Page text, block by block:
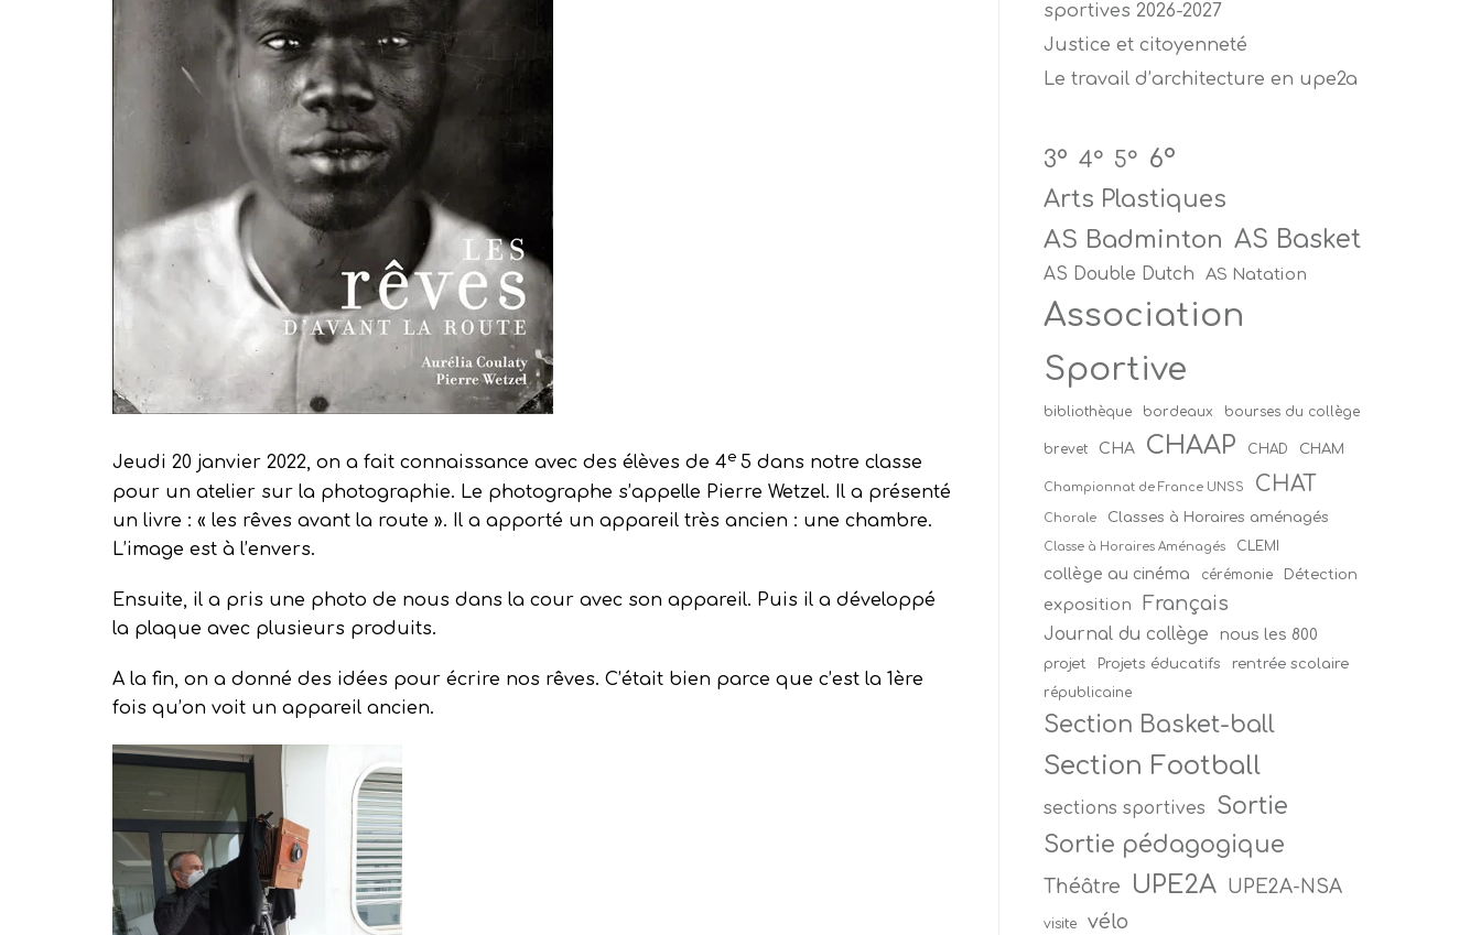
Jeudi 20 janvier 2022, on a fait connaissance avec des élèves de 4e 5 dans notre classe
pour un atelier sur la photographie. Le photographe s’appelle Pierre Wetzel. Il a présenté
un livre : « les rêves avant la route ». Il a apporté un appareil très ancien : une chambre.
L’image est à l’envers.
Ensuite, il a pris une photo de nous dans la cour avec son appareil. Puis il a développé
la plaque avec plusieurs produits.
A la fin, on a donné des idées pour écrire nos rêves. C’était bien parce que c’est la 1ère
fois qu’on voit un appareil ancien.
sportives 2026-2027
Justice et citoyenneté
Le travail d’architecture en upe2a
3° 4° 5° 6°
Arts Plastiques
AS Badminton AS Basket
AS Double Dutch AS Natation
Association
Sportive
bibliothèque bordeaux bourses du collège
brevet CHA CHAAP CHAD CHAM
Championnat de France UNSS CHAT
Chorale Classes à Horaires aménagés
Classe à Horaires Aménagés CLEMI
collège au cinéma cérémonie Détection
exposition Français
Journal du collège
nous les 800
projet
Projets éducatifs rentrée scolaire
républicaine
Section Basket-ball
Section Football
sections sportives
Sortie
Sortie pédagogique
Théâtre UPE2A UPE2A-NSA
visite vélo